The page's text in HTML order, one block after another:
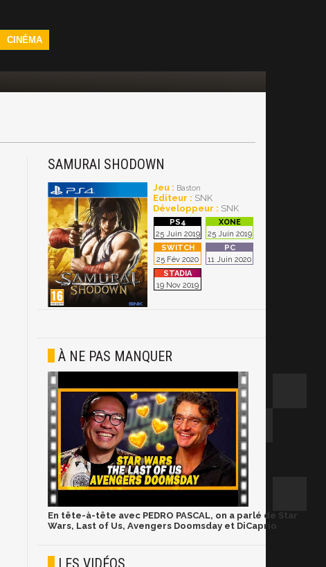
CINÉMA
SAMURAI SHODOWN
Jeu : Baston
Editeur : SNK
Développeur : SNK
25 Juin 2019 25 Juin 2019
25 Fév 2020 11 Juin 2020
19 Nov 2019
À NE PAS MANQUER
En tête-à-tête avec PEDRO PASCAL, on a parlé de Star
Wars, Last of Us, Avengers Doomsday et DiCaprio
LES VIDÉOS